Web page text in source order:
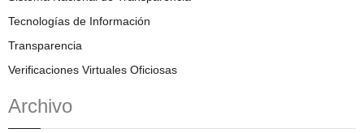
Tecnologías de Información
Transparencia
Verificaciones Virtuales Oficiosas
Archivo